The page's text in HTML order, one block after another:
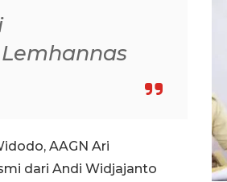
AAGN Ari
dari Andi Widjajanto